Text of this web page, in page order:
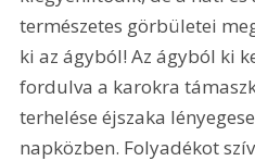
természetes görbületei
ki az ágyból! Az ágyból ki
fordulva a karokra
terhelése éjszaka
napközben. Folyadékot